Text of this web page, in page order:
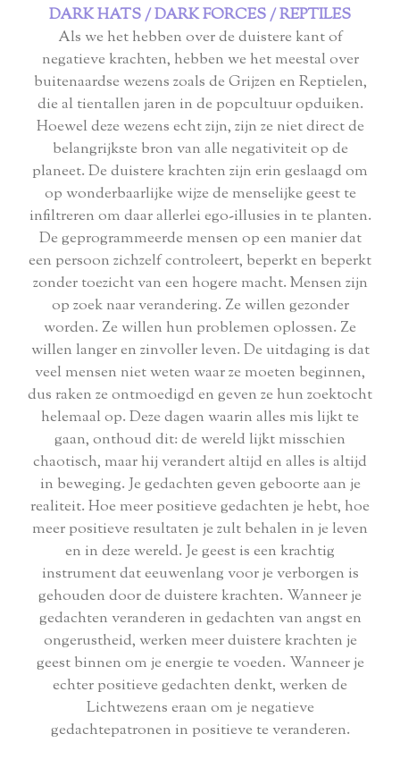
DARK HATS / DARK FORCES / REPTILES
Als we het hebben over de duistere kant of
negatieve krachten, hebben we het meestal over
buitenaardse wezens zoals de Grijzen en Reptielen,
die al tientallen jaren in de popcultuur opduiken.
Hoewel deze wezens echt zijn, zijn ze niet direct de
belangrijkste bron van alle negativiteit op de
planeet. De duistere krachten zijn erin geslaagd om
op wonderbaarlijke wijze de menselijke geest te
infiltreren om daar allerlei ego-illusies in te planten.
De geprogrammeerde mensen op een manier dat
een persoon zichzelf controleert, beperkt en beperkt
zonder toezicht van een hogere macht. Mensen zijn
op zoek naar verandering. Ze willen gezonder
worden. Ze willen hun problemen oplossen. Ze
willen langer en zinvoller leven. De uitdaging is dat
veel mensen niet weten waar ze moeten beginnen,
dus raken ze ontmoedigd en geven ze hun zoektocht
helemaal op. Deze dagen waarin alles mis lijkt te
gaan, onthoud dit: de wereld lijkt misschien
chaotisch, maar hij verandert altijd en alles is altijd
in beweging. Je gedachten geven geboorte aan je
realiteit. Hoe meer positieve gedachten je hebt, hoe
meer positieve resultaten je zult behalen in je leven
en in deze wereld. Je geest is een krachtig
instrument dat eeuwenlang voor je verborgen is
gehouden door de duistere krachten. Wanneer je
gedachten veranderen in gedachten van angst en
ongerustheid, werken meer duistere krachten je
geest binnen om je energie te voeden. Wanneer je
echter positieve gedachten denkt, werken de
Lichtwezens eraan om je negatieve
gedachtepatronen in positieve te veranderen.